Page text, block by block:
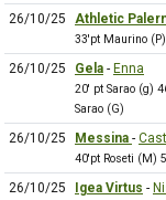
26/10/25 Athletic
33'pt Maurino
26/10/25 Gela - Enna
20' pt Sarao (g)
Sarao (G)
26/10/25 Messina -
40'pt Roseti (M)
26/10/25 Igea Virtus -